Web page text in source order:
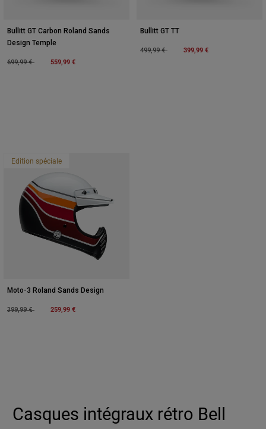
Bullitt GT Carbon Roland Sands
Design Temple
Price reduced from
699,99 €to 559,99 €
Bullitt GT TT
Price reduced from
499,99 €to 399,99 €
Edition spéciale
Moto-3 Roland Sands Design
Price reduced from
399,99 €to 259,99 €
Casques intégraux rétro Bell